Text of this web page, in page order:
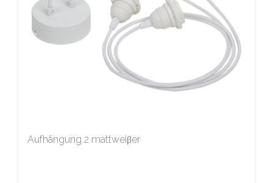
Aufhängung 2 mattweiβer